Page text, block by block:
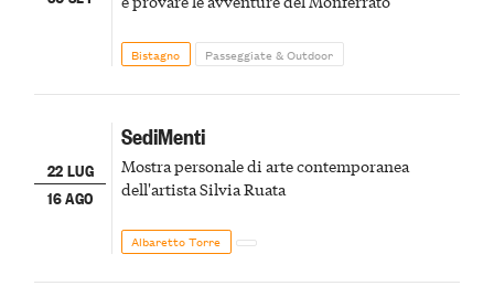
Bistagno Passeggiate & Outdoor
22 LUG
16 AGO
SediMenti
Mostra personale di arte contemporanea
dell'artista Silvia Ruata
Albaretto Torre